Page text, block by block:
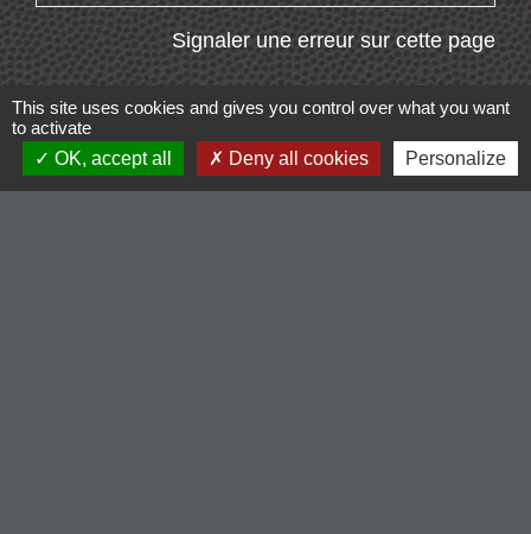
Signaler une erreur sur cette page
Contacts
This site uses cookies and gives you control over what you want
to activate
OK, accept all
Deny all cookies Personalize